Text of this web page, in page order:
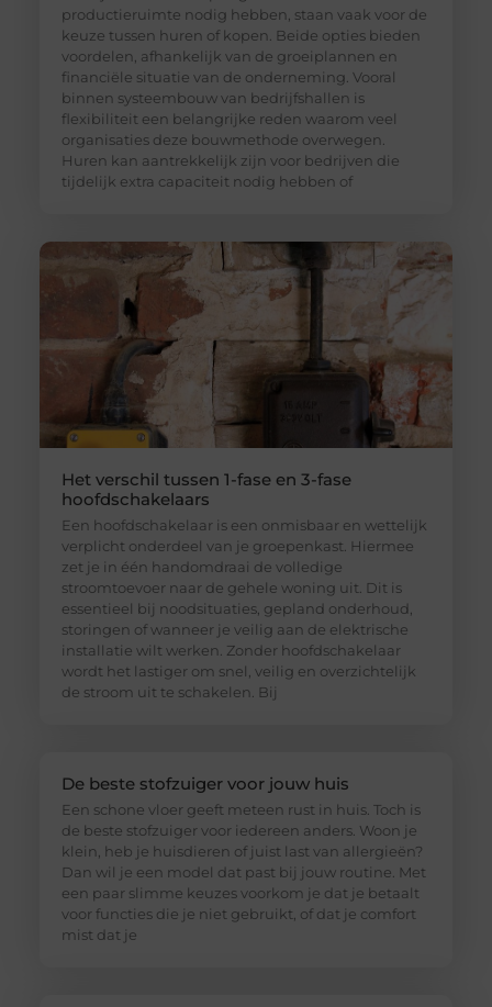
productieruimte nodig hebben, staan vaak voor de
keuze tussen huren of kopen. Beide opties bieden
voordelen, afhankelijk van de groeiplannen en
financiële situatie van de onderneming. Vooral
binnen systeembouw van bedrijfshallen is
flexibiliteit een belangrijke reden waarom veel
organisaties deze bouwmethode overwegen.
Huren kan aantrekkelijk zijn voor bedrijven die
tijdelijk extra capaciteit nodig hebben of
Het verschil tussen 1-fase en 3-fase
hoofdschakelaars
Een hoofdschakelaar is een onmisbaar en wettelijk
verplicht onderdeel van je groepenkast. Hiermee
zet je in één handomdraai de volledige
stroomtoevoer naar de gehele woning uit. Dit is
essentieel bij noodsituaties, gepland onderhoud,
storingen of wanneer je veilig aan de elektrische
installatie wilt werken. Zonder hoofdschakelaar
wordt het lastiger om snel, veilig en overzichtelijk
de stroom uit te schakelen. Bij
De beste stofzuiger voor jouw huis
Een schone vloer geeft meteen rust in huis. Toch is
de beste stofzuiger voor iedereen anders. Woon je
klein, heb je huisdieren of juist last van allergieën?
Dan wil je een model dat past bij jouw routine. Met
een paar slimme keuzes voorkom je dat je betaalt
voor functies die je niet gebruikt, of dat je comfort
mist dat je